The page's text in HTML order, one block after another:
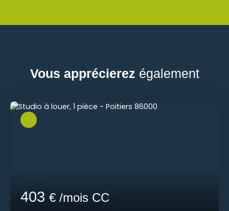
Vous apprécierez également
403 € /mois CC